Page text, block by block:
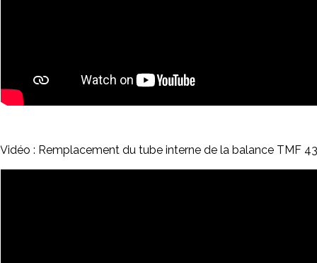
Vidéo : Remplacement du tube interne de la balance TMF